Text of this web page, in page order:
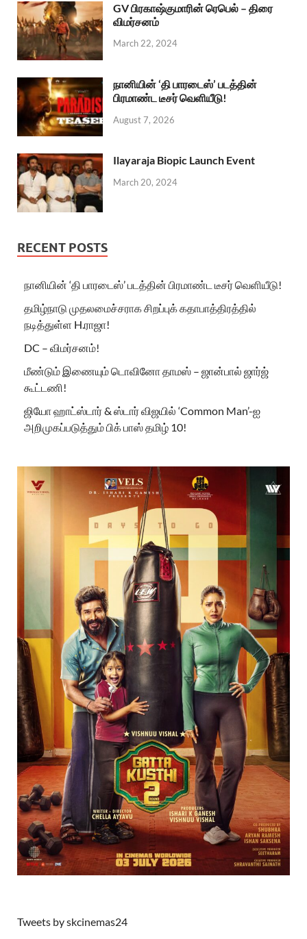
GV பிரகாஷ்குமாரின் ரெபெல் – திரை
விமர்சனம்
March 22, 2024
நானியின் ‘தி பாரடைஸ்’ படத்தின்
பிரமாண்ட டீசர் வெளியீடு!
August 7, 2026
Ilayaraja Biopic Launch Event
March 20, 2024
RECENT POSTS
நானியின் ‘தி பாரடைஸ்’ படத்தின் பிரமாண்ட டீசர் வெளியீடு!
தமிழ்நாடு முதலமைச்சராக சிறப்புக் கதாபாத்திரத்தில்
நடித்துள்ள H.ராஜா!
DC – விமர்சனம்!
மீண்டும் இணையும் டொவினோ தாமஸ் – ஜான்பால் ஜார்ஜ்
கூட்டணி!
ஜியோ ஹாட்ஸ்டார் & ஸ்டார் விஜயில் ‘Common Man’-ஐ
அறிமுகப்படுத்தும் பிக் பாஸ் தமிழ் 10!
Tweets by skcinemas24